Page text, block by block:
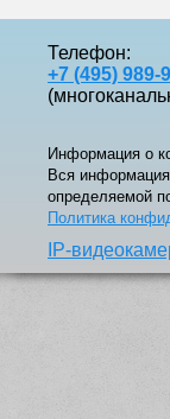
Телефон:
+7 (495) 989-
Информация о
Вся
определяемой
Политика
IP-